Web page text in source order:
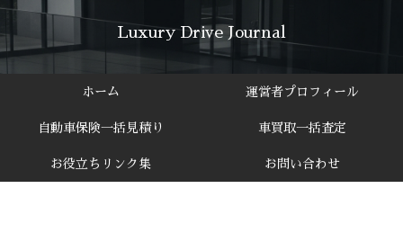
Luxury Drive Journal
ホーム 運営者プロフィール
自動車保険一括見積り 車買取一括査定
お役立ちリンク集 お問い合わせ